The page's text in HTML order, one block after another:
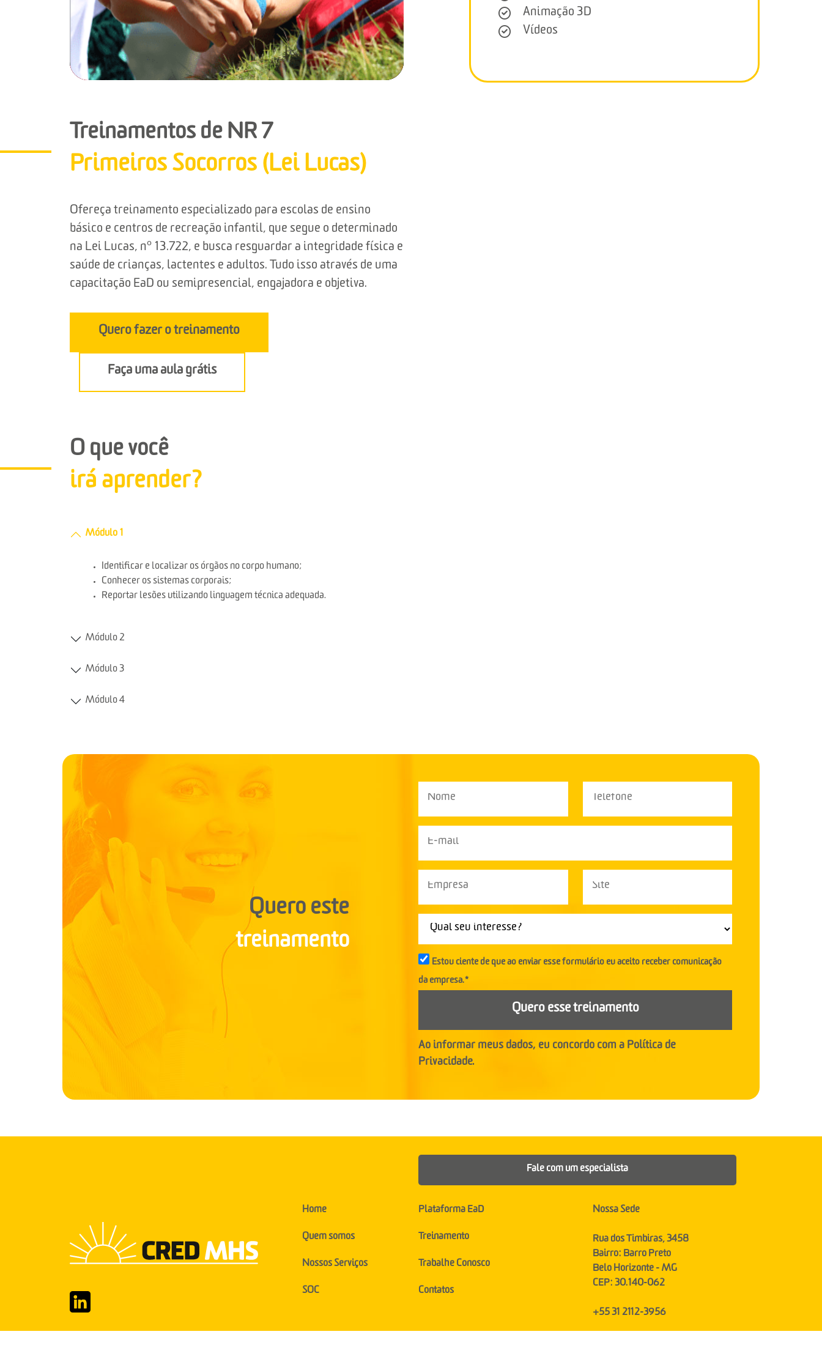
Animação 3D
Vídeos
Treinamentos de NR 7
Primeiros Socorros (Lei Lucas)
Ofereça treinamento especializado para escolas de ensino
básico e centros de recreação infantil, que segue o determinado
na Lei Lucas, nº 13.722, e busca resguardar a integridade física e
saúde de crianças, lactentes e adultos. Tudo isso através de uma
capacitação EaD ou semipresencial, engajadora e objetiva.
Quero fazer o treinamento
Faça uma aula grátis
O que você
irá aprender?
Módulo 1
Identificar e localizar os órgãos no corpo humano;
Conhecer os sistemas corporais;
Reportar lesões utilizando linguagem técnica adequada.
Módulo 2
Módulo 3
Módulo 4
Quero este
treinamento
Estou ciente de que ao enviar esse formulário eu aceito receber comunicação
da empresa.*
Quero esse treinamento
Ao informar meus dados, eu concordo com a Política de
Privacidade.
Fale com um especialista
Home
Quem somos
Nossos Serviços
SOC
Plataforma EaD
Treinamento
Trabalhe Conosco
Contatos
Nossa Sede
Rua dos Timbiras, 3458
Bairro: Barro Preto
Belo Horizonte - MG
CEP: 30.140-062
+55 31 2112-3956